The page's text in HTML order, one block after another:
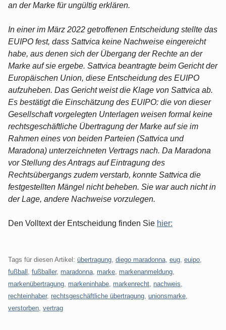
an der Marke für ungültig erklären.
In einer im März 2022 getroffenen Entscheidung stellte das
EUIPO fest, dass Sattvica keine Nachweise eingereicht
habe, aus denen sich der Übergang der Rechte an der
Marke auf sie ergebe. Sattvica beantragte beim Gericht der
Europäischen Union, diese Entscheidung des EUIPO
aufzuheben. Das Gericht weist die Klage von Sattvica ab.
Es bestätigt die Einschätzung des EUIPO: die von dieser
Gesellschaft vorgelegten Unterlagen weisen formal keine
rechtsgeschäftliche Übertragung der Marke auf sie im
Rahmen eines von beiden Parteien (Sattvica und
Maradona) unterzeichneten Vertrags nach. Da Maradona
vor Stellung des Antrags auf Eintragung des
Rechtsübergangs zudem verstarb, konnte Sattvica die
festgestellten Mängel nicht beheben. Sie war auch nicht in
der Lage, andere Nachweise vorzulegen.
Den Volltext der Entscheidung finden Sie hier:
Tags für diesen Artikel: übertragung diego maradonna eug euipo
fußball
fußballer, maradonna marke markenanmeldung
markenübertragung markeninhabe markenrecht nachweis
rechteinhaber, rechtsgeschäftliche übertragung unionsmarke
verstorben vertrag